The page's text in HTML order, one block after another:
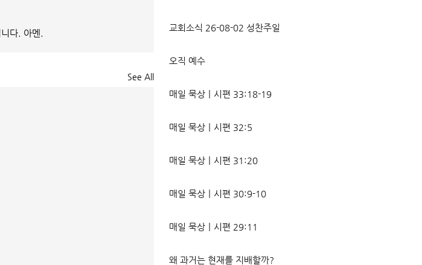
다. 아멘.
See All
교회소식 26-08-02 성찬주일
오직 예수
매일 묵상ㅣ시편 33:18-19
매일 묵상ㅣ시편 32:5
매일 묵상ㅣ시편 31:20
매일 묵상ㅣ시편 30:9-10
매일 묵상ㅣ시편 29:11
왜 과거는 현재를 지배할까?